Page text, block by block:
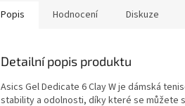
Popis Hodnocení Diskuze
Detailní popis produktu
Asics Gel Dedicate 6 Clay W je dámská
stability a odolnosti, díky které se můžete